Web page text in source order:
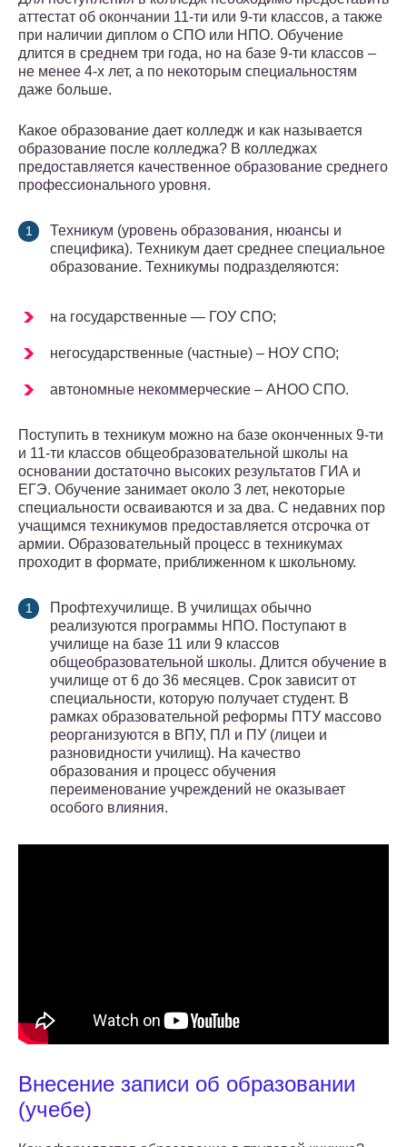
аттестат об окончании 11-ти или 9-ти классов, а также
при наличии диплом о СПО или НПО. Обучение
длится в среднем три года, но на базе 9-ти классов –
не менее 4-х лет, а по некоторым специальностям
даже больше.
Какое образование дает колледж и как называется
образование после колледжа? В колледжах
предоставляется качественное образование среднего
профессионального уровня.
Техникум (уровень образования, нюансы и
специфика). Техникум дает среднее специальное
образование. Техникумы подразделяются:
на государственные — ГОУ СПО;
негосударственные (частные) – НОУ СПО;
автономные некоммерческие – АНОО СПО.
Поступить в техникум можно на базе оконченных 9-ти
и 11-ти классов общеобразовательной школы на
основании достаточно высоких результатов ГИА и
ЕГЭ. Обучение занимает около 3 лет, некоторые
специальности осваиваются и за два. С недавних пор
учащимся техникумов предоставляется отсрочка от
армии. Образовательный процесс в техникумах
проходит в формате, приближенном к школьному.
Профтехучилище. В училищах обычно
реализуются программы НПО. Поступают в
училище на базе 11 или 9 классов
общеобразовательной школы. Длится обучение в
училище от 6 до 36 месяцев. Срок зависит от
специальности, которую получает студент. В
рамках образовательной реформы ПТУ массово
реорганизуются в ВПУ, ПЛ и ПУ (лицеи и
разновидности училищ). На качество
образования и процесс обучения
переименование учреждений не оказывает
особого влияния.
Внесение записи об образовании
(учебе)